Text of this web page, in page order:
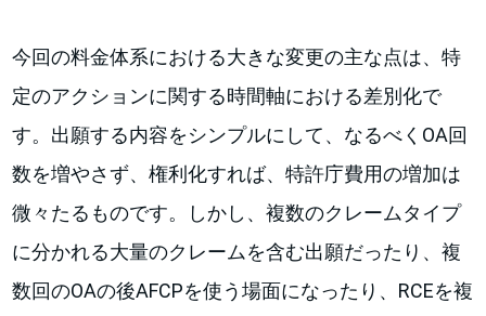
今回の料金体系における大きな変更の主な点は、特
定のアクションに関する時間軸における差別化で
す。出願する内容をシンプルにして、なるべくOA回
数を増やさず、権利化すれば、特許庁費用の増加は
微々たるものです。しかし、複数のクレームタイプ
に分かれる大量のクレームを含む出願だったり、複
数回のOAの後AFCPを使う場面になったり、RCEを複